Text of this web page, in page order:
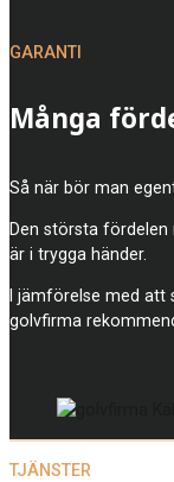
Många
Så när bör man
Den största
är i trygga händer.
I jämförelse med
golvfirma
GARANTI
TJÄNSTER